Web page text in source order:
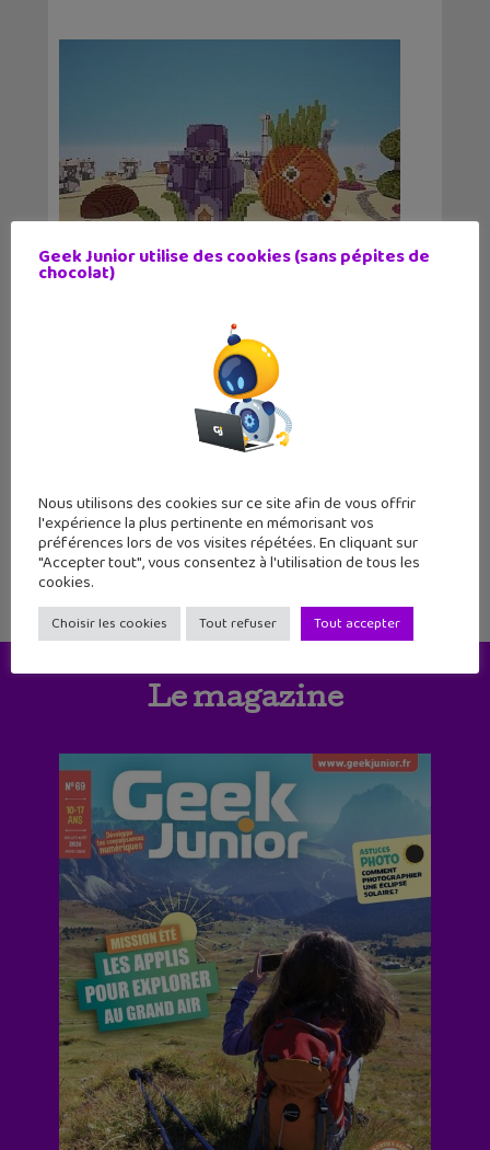
Minecraft: Bikini Bottom la ville de
Bob l’éponge dans un mod !
17 février 2015
Voici un mod qui va intéresser beaucoup de
fans de Minecraft : une map de Bikini
aventures de Bob l'éponge ! Bob l'éponge
est un personnage qu'on aime
Le magazine
Geek Junior utilise des cookies (sans pépites de
chocolat)
Nous utilisons des cookies sur ce site afin de vous offrir
l'expérience la plus pertinente en mémorisant vos
préférences lors de vos visites répétées. En cliquant sur
"Accepter tout", vous consentez à l'utilisation de tous les
cookies.
Choisir les cookies Tout refuser Tout accepter